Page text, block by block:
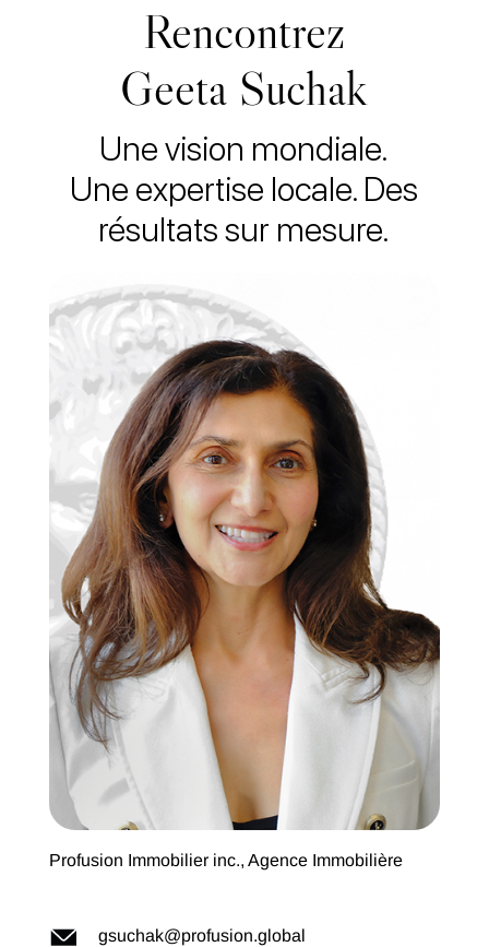
Rencontrez
Geeta Suchak
Une vision mondiale.
Une expertise locale. Des
résultats sur mesure.
Profusion Immobilier inc., Agence Immobilière
gsuchak@profusion.global